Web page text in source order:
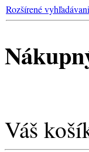
Rozšírené
Váš